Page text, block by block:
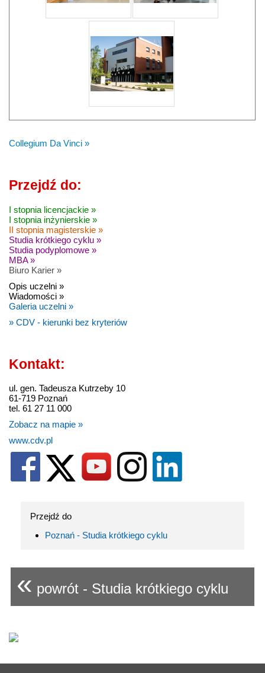
Collegium Da Vinci »
Przejdź do:
I stopnia licencjackie »
I stopnia inżynierskie »
II stopnia magisterskie »
Studia krótkiego cyklu »
Studia podyplomowe »
MBA »
Biuro Karier »
Opis uczelni »
Wiadomości »
Galeria uczelni »
» CDV - kierunki bez kryteriów
Kontakt:
ul. gen. Tadeusza Kutrzeby 10
61-719 Poznań
tel. 61 27 11 000
Zobacz na mapie »
www.cdv.pl
Przejdź do
Poznań - Studia krótkiego cyklu
« powrót - Studia krótkiego cyklu